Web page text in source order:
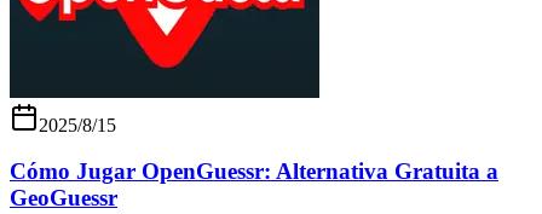
2025/8/15
Cómo Jugar OpenGuessr: Alternativa Gratuita a
GeoGuessr